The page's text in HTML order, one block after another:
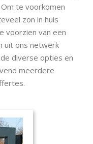
te voorkomen
zon in huis
voorzien van een
uit ons netwerk
diverse opties en
meerdere